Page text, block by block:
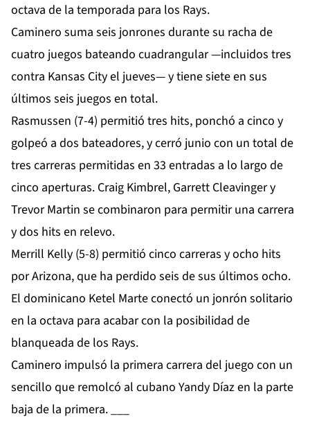
octava de la temporada para los Rays.
Caminero suma seis jonrones durante su racha de
cuatro juegos bateando cuadrangular —incluidos tres
contra Kansas City el jueves— y tiene siete en sus
últimos seis juegos en total.
Rasmussen (7-4) permitió tres hits, ponchó a cinco y
golpeó a dos bateadores, y cerró junio con un total de
tres carreras permitidas en 33 entradas a lo largo de
cinco aperturas. Craig Kimbrel, Garrett Cleavinger y
Trevor Martin se combinaron para permitir una carrera
y dos hits en relevo.
Merrill Kelly (5-8) permitió cinco carreras y ocho hits
por Arizona, que ha perdido seis de sus últimos ocho.
El dominicano Ketel Marte conectó un jonrón solitario
en la octava para acabar con la posibilidad de
blanqueada de los Rays.
Caminero impulsó la primera carrera del juego con un
sencillo que remolcó al cubano Yandy Díaz en la parte
baja de la primera. ___